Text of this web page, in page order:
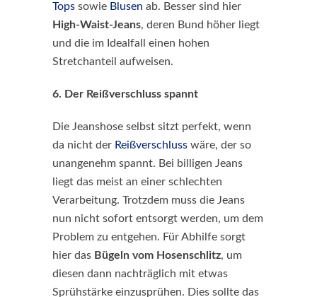
Tops sowie Blusen ab. Besser sind hier
High-Waist-Jeans, deren Bund höher liegt
und die im Idealfall einen hohen
Stretchanteil aufweisen.
6. Der Reißverschluss spannt
Die Jeanshose selbst sitzt perfekt, wenn
da nicht der Reißverschluss wäre, der so
unangenehm spannt. Bei billigen Jeans
liegt das meist an einer schlechten
Verarbeitung. Trotzdem muss die Jeans
nun nicht sofort entsorgt werden, um dem
Problem zu entgehen. Für Abhilfe sorgt
hier das Bügeln vom Hosenschlitz, um
diesen dann nachträglich mit etwas
Sprühstärke einzusprühen. Dies sollte das